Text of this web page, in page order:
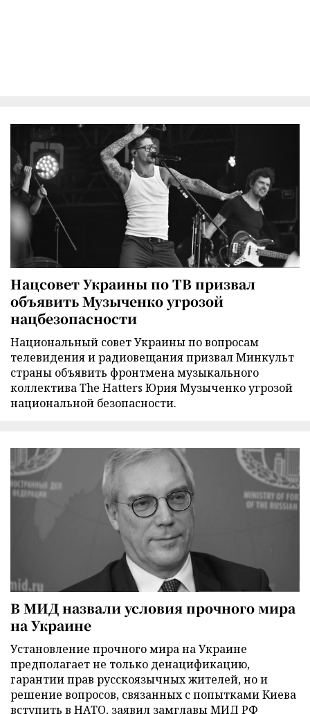
Нацсовет Украины по ТВ призвал
объявить Музыченко угрозой
нацбезопасности
Национальный совет Украины по вопросам
телевидения и радиовещания призвал Минкульт
страны объявить фронтмена музыкального
коллектива The Hatters Юрия Музыченко угрозой
национальной безопасности.
В МИД назвали условия прочного мира
на Украине
Установление прочного мира на Украине
предполагает не только денацификацию,
гарантии прав русскоязычных жителей, но и
решение вопросов, связанных с попытками Киева
вступить в НАТО, заявил замглавы МИД РФ